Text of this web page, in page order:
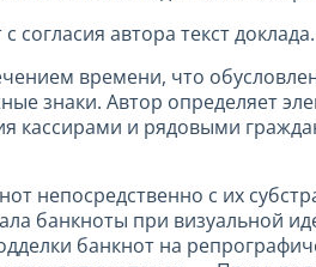
автора текст доклада.
времени, что
знаки. Автор определяет
кассирами и рядовыми
непосредственно с их
банкноты при визуальной
банкнот на